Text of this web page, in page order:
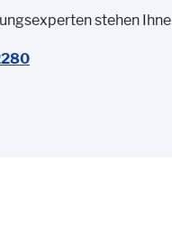
stehen